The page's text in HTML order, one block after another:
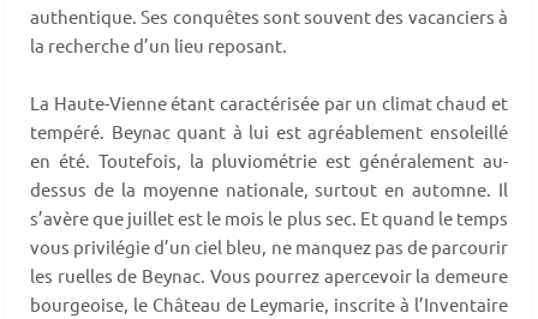
authentique. Ses conquêtes sont souvent des vacanciers à
la recherche d’un lieu reposant.
La Haute-Vienne étant caractérisée par un climat chaud et
tempéré. Beynac quant à lui est agréablement ensoleillé
en été. Toutefois, la pluviométrie est généralement au-
dessus de la moyenne nationale, surtout en automne. Il
s’avère que juillet est le mois le plus sec. Et quand le temps
vous privilégie d’un ciel bleu, ne manquez pas de parcourir
les ruelles de Beynac. Vous pourrez apercevoir la demeure
bourgeoise, le Château de Leymarie, inscrite à l’Inventaire